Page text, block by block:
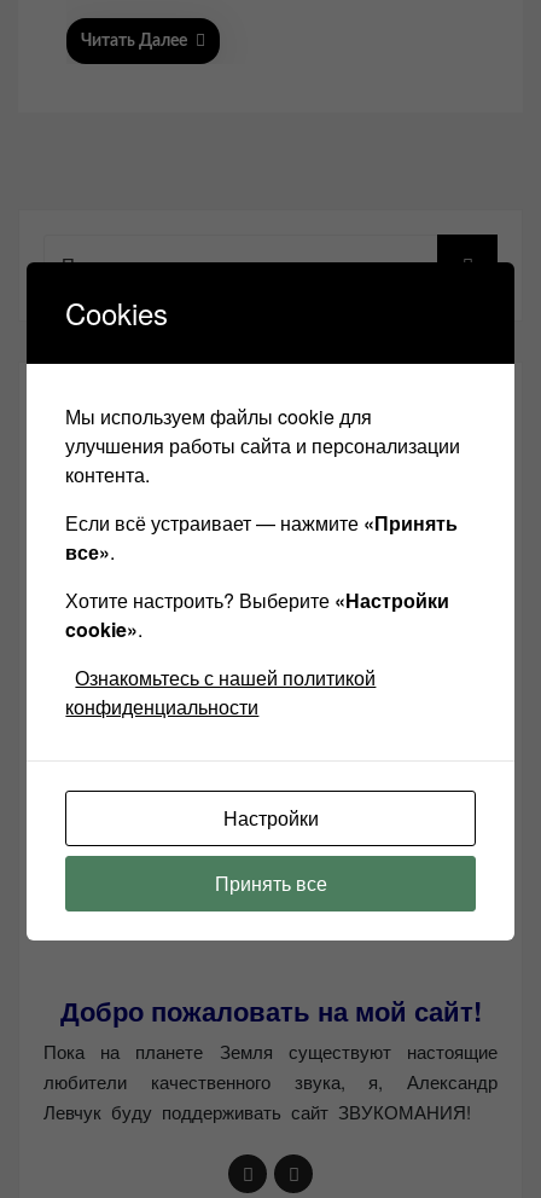
Читать Далее
Добро пожаловать на мой сайт!
Пока на планете Земля существуют настоящие
любители качественного звука, я, Александр
Левчук буду поддерживать сайт ЗВУКОМАНИЯ!
Cookies
Мы используем файлы cookie для
улучшения работы сайта и персонализации
контента.
Если всё устраивает — нажмите «Принять
все».
Хотите настроить? Выберите «Настройки
cookie».
Ознакомьтесь с нашей политикой
конфиденциальности
Настройки
Принять все